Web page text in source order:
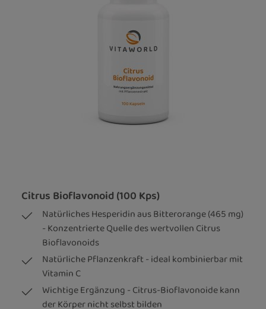
Citrus Bioflavonoid (100 Kps)
Natürliches Hesperidin aus Bitterorange (465 mg)
- Konzentrierte Quelle des wertvollen Citrus
Bioflavonoids
Natürliche Pflanzenkraft - ideal kombinierbar mit
Vitamin C
Wichtige Ergänzung - Citrus-Bioflavonoide kann
der Körper nicht selbst bilden